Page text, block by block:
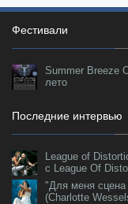
Фестивали
Summer Breeze
лето
Последние интервью
League of
с League Of
"Для меня
(Charlotte